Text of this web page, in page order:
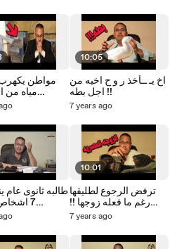
مواطن يكهرب
مياه من
الكوبايات
طالبه ثانوى عام
7
المسؤله
10:05
اخ يـ ــأخذ ر و ح اخيه من
اجل بطه !!
7 years ago
10:01
ترفض الرجوع لطليقها
رغم ما فعله زوجها !!
شاهد الان مع حنفى
7 years ago